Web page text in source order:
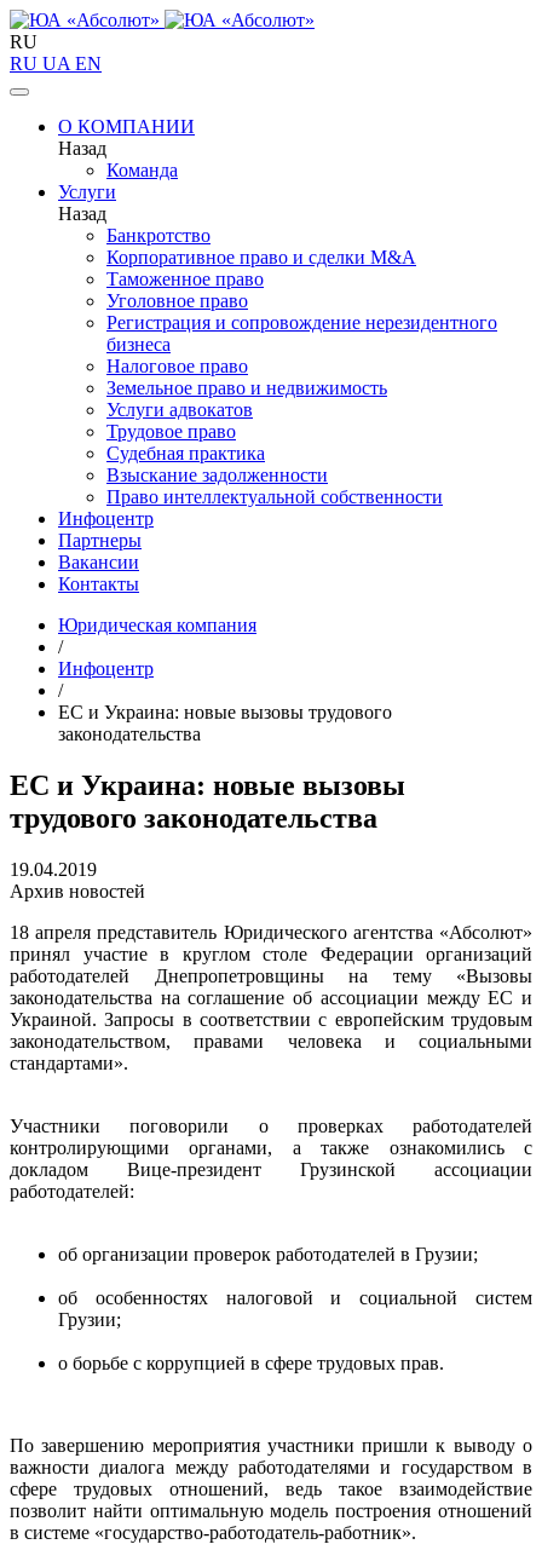
RU
RU UA EN
О КОМПАНИИ
Назад
Команда
Услуги
Назад
Банкротство
Корпоративное право и сделки M&A
Таможенное право
Уголовное право
Регистрация и сопровождение нерезидентного
бизнеса
Налоговое право
Земельное право и недвижимость
Услуги адвокатов
Трудовое право
Судебная практика
Взыскание задолженности
Право интеллектуальной собственности
Инфоцентр
Партнеры
Вакансии
Контакты
Юридическая компания
/
Инфоцентр
/
ЕС и Украина: новые вызовы трудового
законодательства
ЕС и Украина: новые вызовы
трудового законодательства
19.04.2019
Архив новостей
18 апреля представитель Юридического агентства «Абсолют»
принял участие в круглом столе Федерации организаций
работодателей Днепропетровщины на тему «Вызовы
законодательства на соглашение об ассоциации между ЕС и
Украиной. Запросы в соответствии с европейским трудовым
законодательством, правами человека и социальными
стандартами».
Участники поговорили о проверках работодателей
контролирующими органами, а также ознакомились с
докладом Вице-президент Грузинской ассоциации
работодателей:
об организации проверок работодателей в Грузии;
об особенностях налоговой и социальной систем
Грузии;
о борьбе с коррупцией в сфере трудовых прав.
По завершению мероприятия участники пришли к выводу о
важности диалога между работодателями и государством в
сфере трудовых отношений, ведь такое взаимодействие
позволит найти оптимальную модель построения отношений
в системе «государство-работодатель-работник».